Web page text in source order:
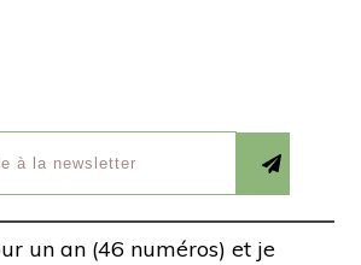
un an (46 numéros) et je